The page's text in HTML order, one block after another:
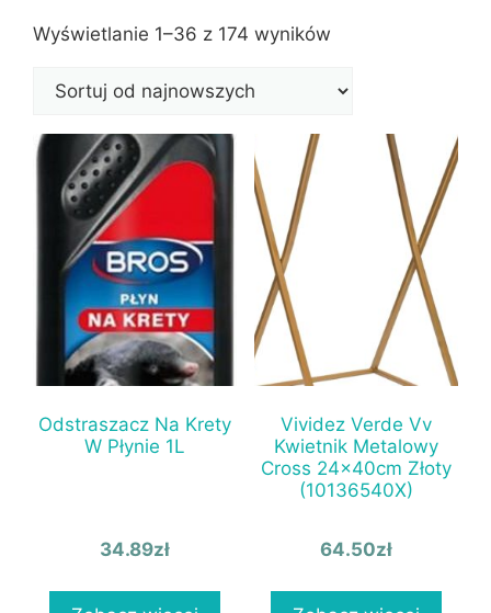
Wyświetlanie 1–36 z 174 wyników
latest
Odstraszacz Na Krety
W Płynie 1L
34.89zł
Vividez Verde Vv
Kwietnik Metalowy
Cross 24x40cm Złoty
(10136540X)
64.50zł